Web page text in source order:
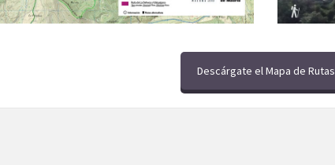
Descárgate el Mapa de Rutas